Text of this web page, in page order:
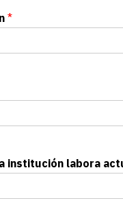
*
institución labora